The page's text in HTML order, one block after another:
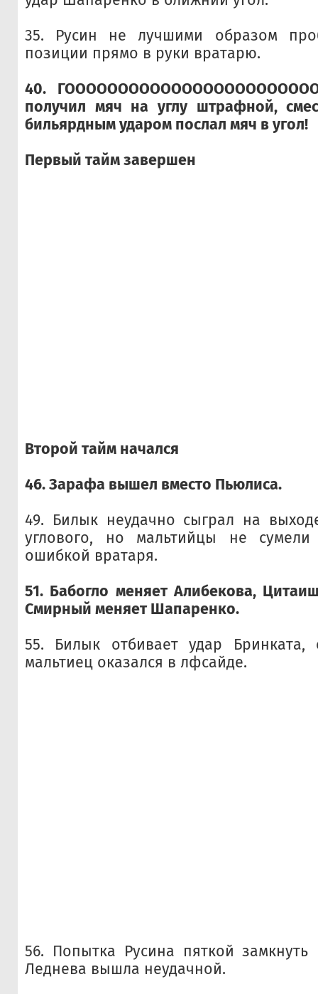
35. Русин не лучшими образом
позиции прямо в руки вратарю.
40.
получил мяч на углу штрафной,
бильярдным ударом послал мяч в угол!
Первый тайм завершен
Второй тайм начался
46. Зарафа вышел вместо Пьюлиса.
49. Билык неудачно сыграл на
углового, но мальтийцы не сумели
ошибкой вратаря.
51. Бабогло меняет Алибекова,
Смирный меняет Шапаренко.
55. Билык отбивает удар Бринката,
мальтиец оказался в лфсайде.
56. Попытка Русина пяткой замкнуть
Леднева вышла неудачной.